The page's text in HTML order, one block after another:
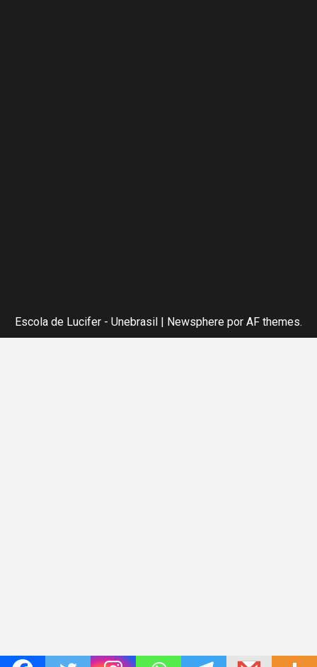
Escola de Lucifer - Unebrasil Newsphere por AF themes.